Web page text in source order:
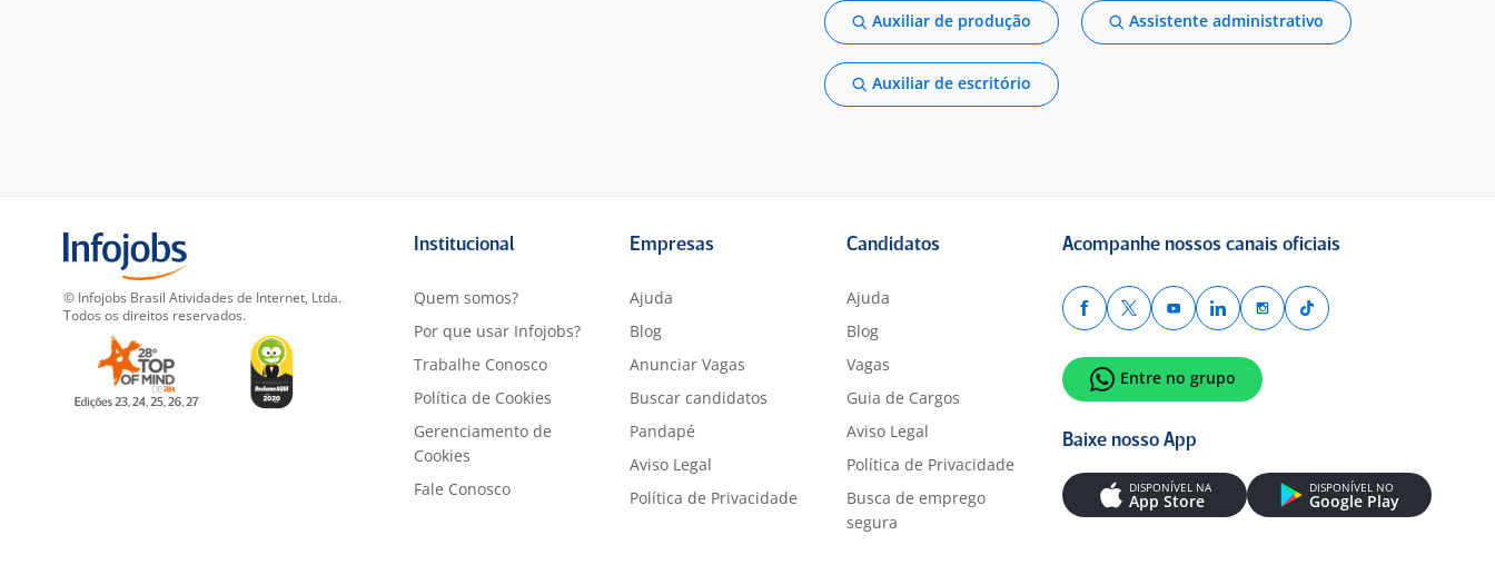
Auxiliar de produção Assistente administrativo
Auxiliar de escritório
© Infojobs Brasil Atividades de Internet, Ltda.
Todos os direitos reservados.
Institucional
Quem somos?
Por que usar Infojobs?
Trabalhe Conosco
Política de Cookies
Gerenciamento de
Cookies
Fale Conosco
Empresas
Ajuda
Blog
Anunciar Vagas
Buscar candidatos
Pandapé
Aviso Legal
Política de Privacidade
Candidatos
Ajuda
Blog
Vagas
Guia de Cargos
Aviso Legal
Política de Privacidade
Busca de emprego
segura
Acompanhe nossos canais oficiais
Entre no grupo
Baixe nosso App
DISPONÍVEL NA
App Store
DISPONÍVEL NO
Google Play